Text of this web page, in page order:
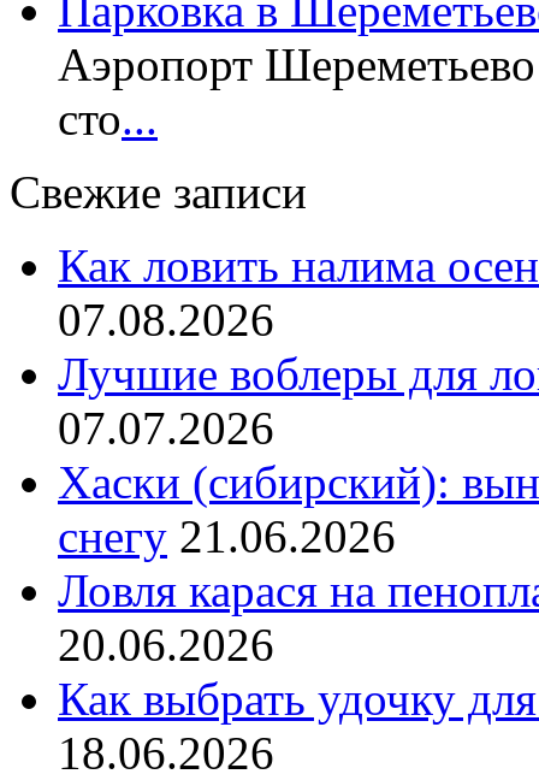
Аэропорт Шереметьево
сто...
Свежие записи
Как ловить налима
07.08.2026
Лучшие воблеры для
07.07.2026
Хаски (сибирский):
снегу 21.06.2026
Ловля карася на
20.06.2026
Как выбрать удочку
18.06.2026